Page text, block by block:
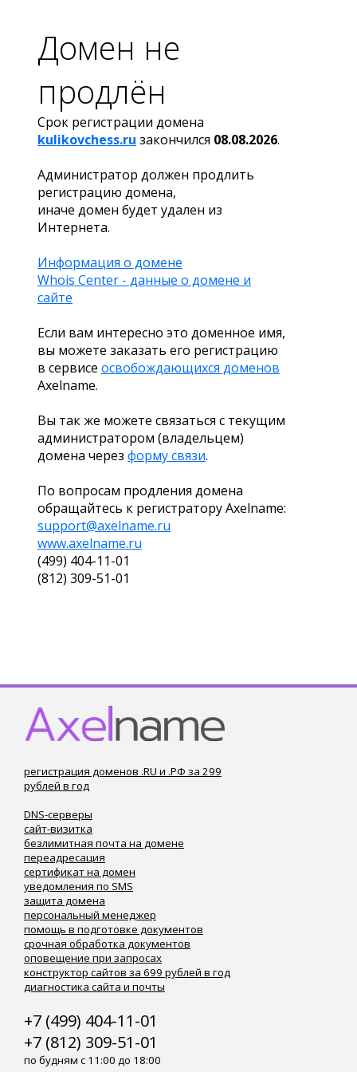
Домен не
продлён
Срок регистрации домена
kulikovchess.ru закончился 08.08.2026.
Администратор должен продлить
регистрацию домена,
иначе домен будет удален из
Интернета.
Информация о домене
Whois Center - данные о домене и
сайте
Если вам интересно это доменное имя,
вы можете заказать его регистрацию
в сервисе освобождающихся доменов
Axelname.
Вы так же можете связаться с текущим
администратором (владельцем)
домена через форму связи.
По вопросам продления домена
обращайтесь к регистратору Axelname:
support@axelname.ru
www.axelname.ru
(499) 404-11-01
(812) 309-51-01
регистрация доменов .RU и .РФ за 299
рублей в год
DNS-серверы
сайт-визитка
безлимитная почта на домене
переадресация
сертификат на домен
уведомления по SMS
защита домена
персональный менеджер
помощь в подготовке документов
срочная обработка документов
оповещение при запросах
конструктор сайтов за 699 рублей в год
диагностика сайта и почты
+7 (499) 404-11-01
+7 (812) 309-51-01
по будням с 11:00 до 18:00